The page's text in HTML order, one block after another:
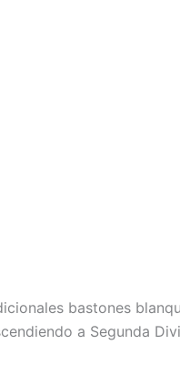
bastones
a Segunda